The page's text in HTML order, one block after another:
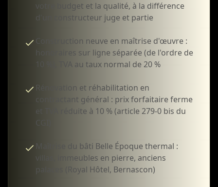
votre budget et la qualité, à la différence
d'un constructeur juge et partie
Construction neuve en maîtrise d'œuvre :
honoraires sur ligne séparée (de l'ordre de
10 %), TVA au taux normal de 20 %
Rénovation et réhabilitation en
contractant général : prix forfaitaire ferme
et TVA réduite à 10 % (article 279-0 bis du
CGI)
Maîtrise du bâti Belle Époque thermal :
villas, immeubles en pierre, anciens
palaces (Royal Hôtel, Bernascon)